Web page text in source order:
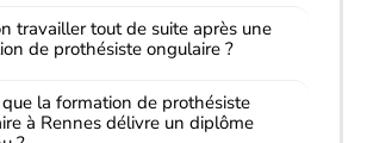
travailler tout de suite après une
de prothésiste ongulaire ?
la formation de prothésiste
à Rennes délivre un diplôme